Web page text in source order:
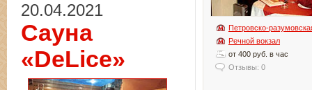
Петровско-
Речной вокзал
от 400 руб. в час
Отзывы: 0
20.04.2021
Сауна
«DeLice»